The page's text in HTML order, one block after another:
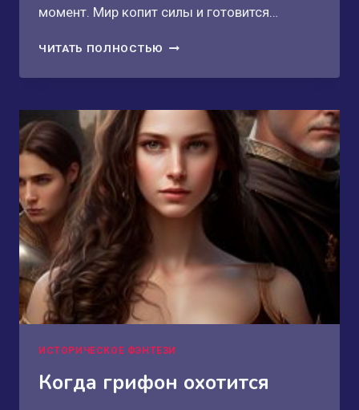
момент. Мир копит силы и готовится…
ЧИТАТЬ ПОЛНОСТЬЮ ЗВЕЗДЫ
НОГАМИ
ИСТОРИЧЕСКОЕ ФЭНТЕЗИ
Когда грифон охотится